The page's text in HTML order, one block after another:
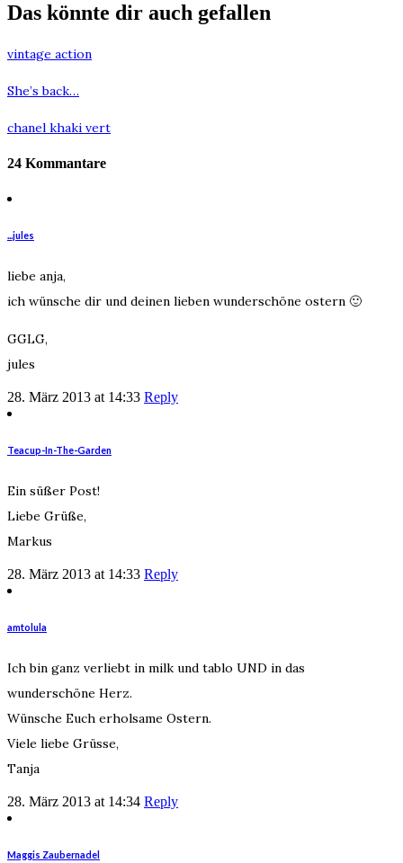
Das könnte dir auch gefallen
vintage action
She’s back…
chanel khaki vert
24 Kommantare
...jules
liebe anja,
ich wünsche dir und deinen lieben wunderschöne ostern 🙂
GGLG,
jules
28. März 2013 at 14:33 Reply
Teacup-In-The-Garden
Ein süßer Post!
Liebe Grüße,
Markus
28. März 2013 at 14:33 Reply
amtolula
Ich bin ganz verliebt in milk und tablo UND in das
wunderschöne Herz.
Wünsche Euch erholsame Ostern.
Viele liebe Grüsse,
Tanja
28. März 2013 at 14:34 Reply
Maggis Zaubernadel